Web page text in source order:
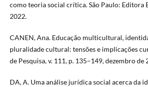
como teoria social crítica. São Paulo: Editora
2022.
CANEN, Ana. Educação multicultural,
pluralidade cultural: tensões e implicações
de Pesquisa, v. 111, p. 135–149, dezembro de
DA, A. Uma análise jurídica social acerca da